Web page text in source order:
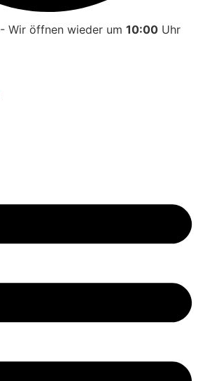
Wir öffnen wieder um 10:00 Uhr